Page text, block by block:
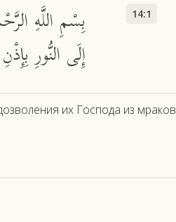
بِسْمِ اللَّهِ
إِلَى النُّورِ
14:1
их Господа из мраков